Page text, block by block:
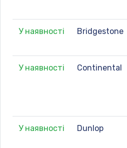
У наявності Bridgestone
У наявності Continental
У наявності Dunlop